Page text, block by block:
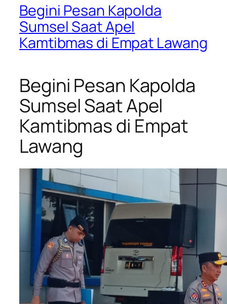
Begini Pesan Kapolda
Sumsel Saat Apel
Kamtibmas di Empat Lawang
Begini Pesan Kapolda
Sumsel Saat Apel
Kamtibmas di Empat
Lawang